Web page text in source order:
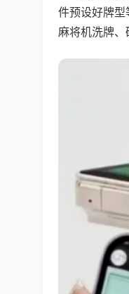
件预设好牌
麻将机洗牌、